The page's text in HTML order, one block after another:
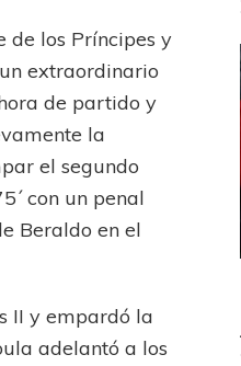
de los Príncipes y
extraordinario
de partido y
la
el segundo
con un penal
Beraldo en el
II y empardó la
adelantó a los